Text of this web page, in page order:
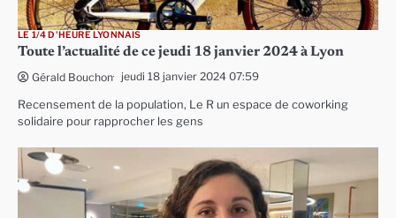
LE 1/4 D'HEURE LYONNAIS
Toute l’actualité de ce jeudi 18 janvier 2024 à Lyon
Gérald Bouchon jeudi 18 janvier 2024 07:59
Recensement de la population, Le R un espace de coworking
solidaire pour rapprocher les gens